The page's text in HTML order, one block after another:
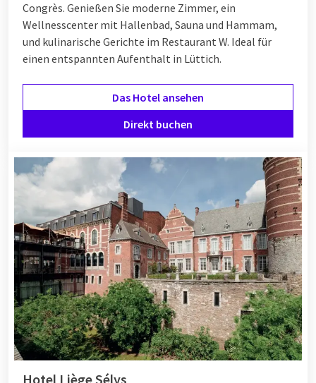
Congrès. Genießen Sie moderne Zimmer, ein
Wellnesscenter mit Hallenbad, Sauna und Hammam,
und kulinarische Gerichte im Restaurant W. Ideal für
einen entspannten Aufenthalt in Lüttich.
Das Hotel ansehen
Direkt buchen
Hotel Liège Sélys